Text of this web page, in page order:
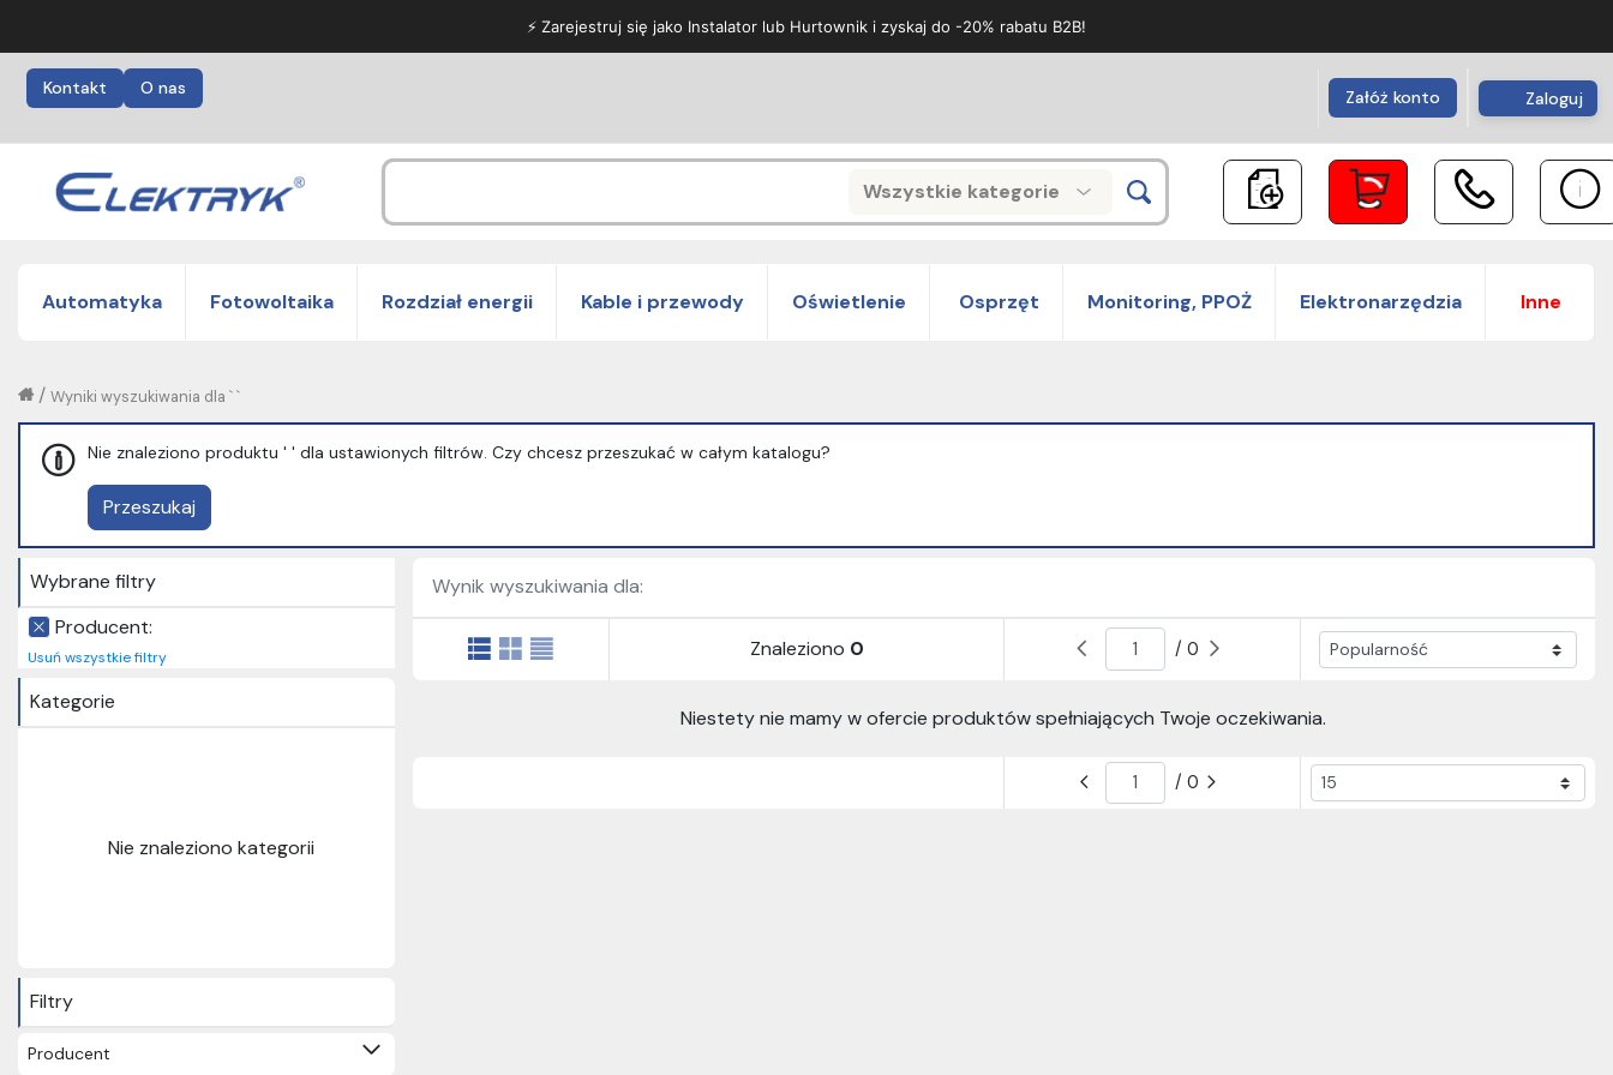
⚡ Zarejestruj się jako Instalator lub Hurtownik i zyskaj do -20% rabatu B2B!
Kontakt O nas Załóż konto Zaloguj
Wszystkie kategorie
Search
Automatyka Fotowoltaika Rozdział energii Kable i przewody Oświetlenie Osprzęt Monitoring, PPOŻ Elektronarzędzia Inne
Wyniki wyszukiwania dla ` `
/
Nie znaleziono produktu ' ' dla ustawionych filtrów. Czy chcesz przeszukać w całym katalogu?
Przeszukaj
Wybrane filtry
Producent:
Usuń wszystkie filtry
Kategorie
Nie znaleziono kategorii
Filtry
Producent
Wynik wyszukiwania dla:
Znaleziono 0 / 0
Niestety nie mamy w ofercie produktów spełniających Twoje oczekiwania.
/ 0